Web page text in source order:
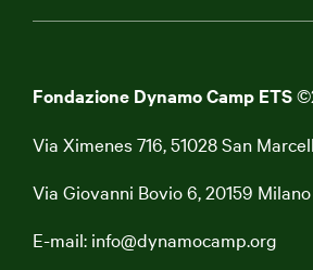
Fondazione Dynamo Camp ETS
Via Ximenes 716, 51028 San
Via Giovanni Bovio 6, 20159
E-mail: info@dynamocamp.org